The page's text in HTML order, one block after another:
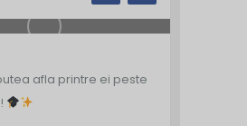
afla printre ei peste